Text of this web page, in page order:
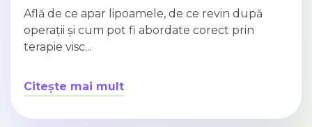
Află de ce apar lipoamele, de ce revin după
operații și cum pot fi abordate corect prin
terapie visc...
Citește mai mult